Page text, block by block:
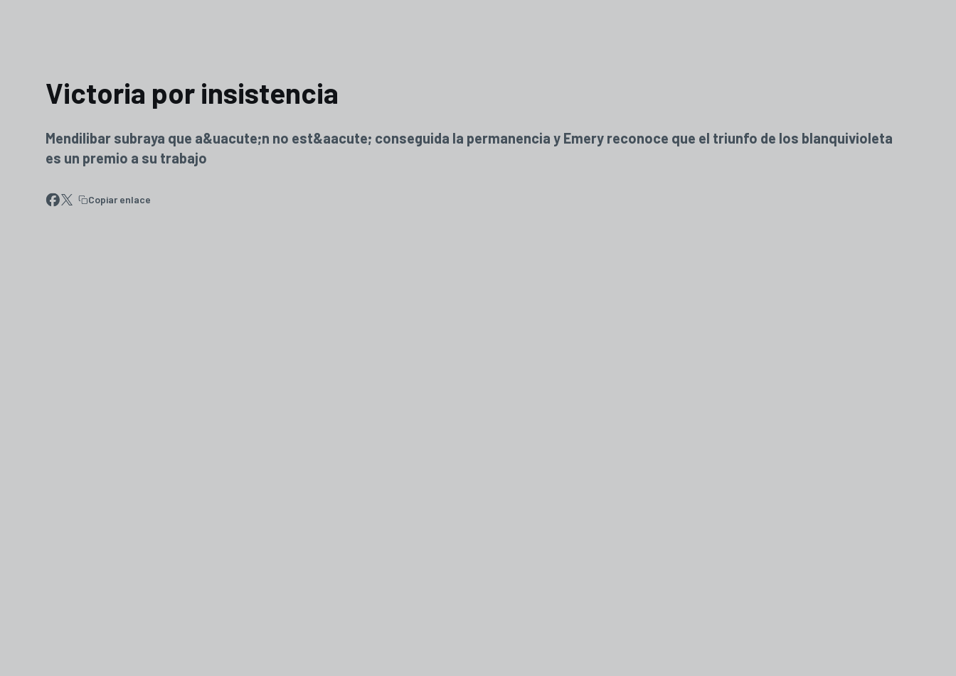
Victoria por insistencia
Mendilibar subraya que a&uacute;n no est&aacute; conseguida la permanencia y Emery reconoce que el triunfo de los blanquivioleta
es un premio a su trabajo
Copiar enlace